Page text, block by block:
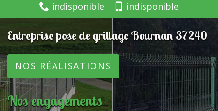
indisponible indisponible
Entreprise pose de grillage Bournan 37240
NOS RÉALISATIONS
Nos engagements